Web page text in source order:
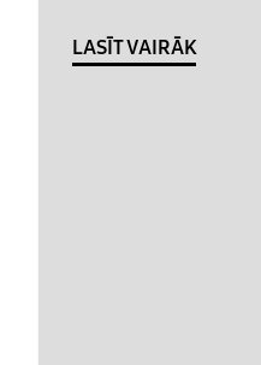
LASĪT VAIRĀK